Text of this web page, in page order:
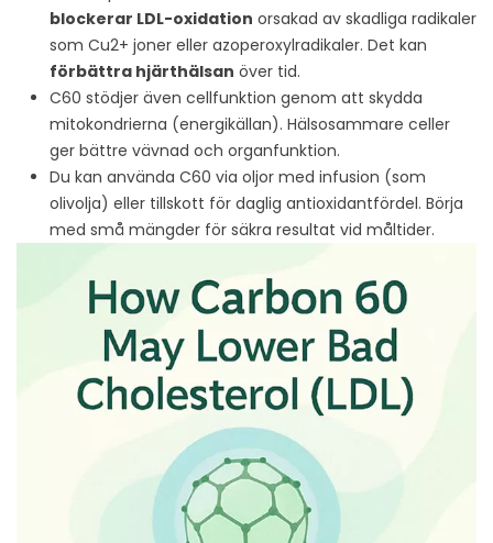
blockerar LDL-oxidation orsakad av skadliga radikaler
som Cu2+ joner eller azoperoxylradikaler. Det kan
förbättra hjärthälsan över tid.
C60 stödjer även cellfunktion genom att skydda
mitokondrierna (energikällan). Hälsosammare celler
ger bättre vävnad och organfunktion.
Du kan använda C60 via oljor med infusion (som
olivolja) eller tillskott för daglig antioxidantfördel. Börja
med små mängder för säkra resultat vid måltider.